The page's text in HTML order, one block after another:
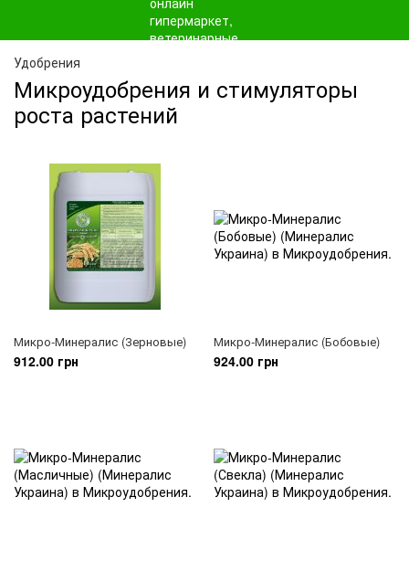
Удобрения
Микроудобрения и стимуляторы
роста растений
Микро-Минералис (Зерновые)
912.00 грн
Микро-Минералис (Бобовые)
924.00 грн